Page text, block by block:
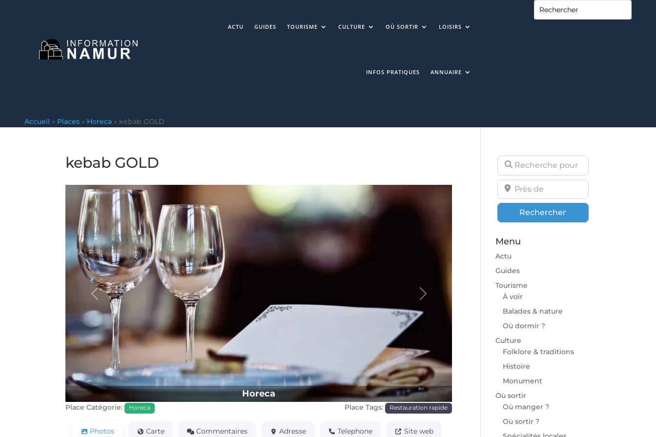
ACTU GUIDES TOURISME CULTURE OÙ SORTIR LOISIRS
INFOS PRATIQUES ANNUAIRE
Accueil » Places » Horeca » kebab GOLD
kebab GOLD
Horeca
Précédente Prochaine
Place Catégorie: Horeca Place Tags: Restauration rapide
Photos Carte Commentaires Adresse Telephone Site web
Recherche pour
Près de
Rechercher
Menu
Actu
Guides
Tourisme
À voir
Balades & nature
Où dormir ?
Culture
Folklore & traditions
Histoire
Monument
Où sortir
Où manger ?
Où sortir ?